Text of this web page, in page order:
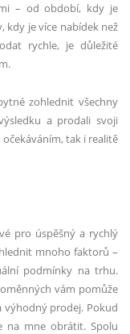
– od období, kdy je
kdy je více nabídek než
rychle, je důležité
zohlednit všechny
a prodali svoji
tak i realitě
pro úspěšný a rychlý
mnoho faktorů –
podmínky na trhu.
vám pomůže
výhodný prodej. Pokud
na mne obrátit. Spolu